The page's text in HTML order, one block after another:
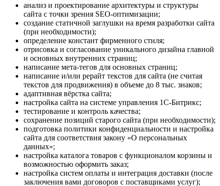
анализ и проектирование архитектуры и структуры
сайта с точки зрения SEO-оптимизации;
создание статичной заглушки на время разработки сайта
(при необходимости);
определение констант фирменного стиля;
отрисовка и согласование уникального дизайна главной
и основных внутренних страниц;
написание мета-тегов для основных страниц;
написание и/или рерайт текстов для сайта (не считая
текстов для продвижения) в объеме до 8 тыс. знаков;
адаптивная вёрстка сайта;
настройка сайта на системе управления 1С-Битрикс;
тестирование и контроль качества;
сохранение позиций старого сайта (при необходимости);
подготовка политики конфиденциальности и настройка
сайта для соответствия закону «О персональных
данных»;
настройка каталога товаров с функционалом корзины и
возможностью оформить заказ;
настройка систем оплаты и интеграция доставки (после
заключения вами договоров с поставщиками услуг);